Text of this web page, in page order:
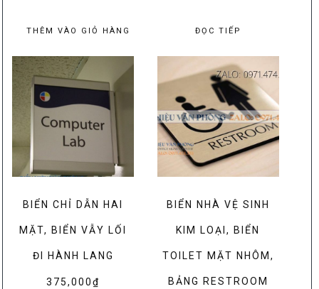
THÊM VÀO GIỎ HÀNG ĐỌC TIẾP
BIỂN CHỈ DẪN HAI
MẶT, BIỂN VẪY LỐI
ĐI HÀNH LANG
375,000₫
BIỂN NHÀ VỆ SINH
KIM LOẠI, BIỂN
TOILET MẶT NHÔM,
BẢNG RESTROOM